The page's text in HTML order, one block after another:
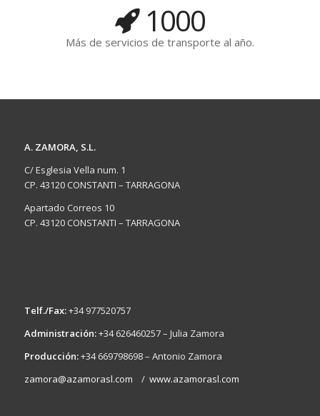
1000
Más de servicios de transporte al año.
A. ZAMORA, S.L.
C/ Esglesia Vella num. 1
CP. 43120 CONSTANTI – TARRAGONA
Apartado Correos 10
CP. 43120 CONSTANTI – TARRAGONA
Telf./Fax:+34 977520757
Administración:+34 626460257 – Julia Zamora
Producción:+34 669798698 – Antonio Zamora
zamora@azamorasl.com / www.azamorasl.com